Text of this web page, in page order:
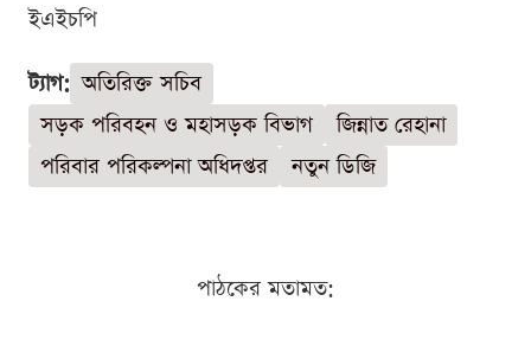
ইএইচপি
ট্যাগ: অতিরিক্ত সচিব
সড়ক পরিবহন ও মহাসড়ক বিভাগ
জিন্নাত রেহানা
পরিবার পরিকল্পনা অধিদপ্তর
নতুন ডিজি
পাঠকের মতামত: